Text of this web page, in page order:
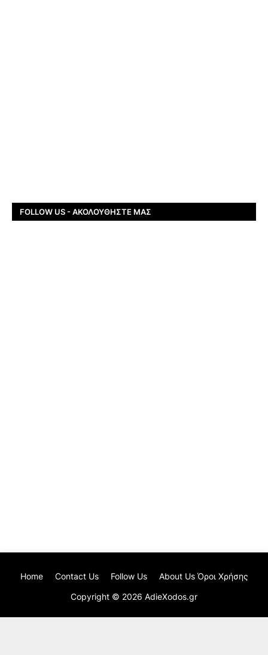
FOLLOW US - ΑΚΟΛΟΥΘΉΣΤΕ ΜΑΣ
Copyright © 2026 AdieXodos.gr
Home Contact Us Follow Us About Us Όροι Χρήσης